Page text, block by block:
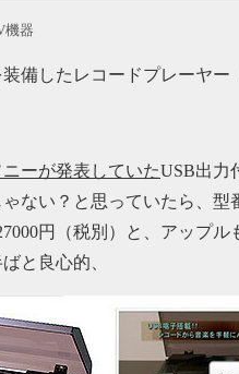
機器
備したレコードプレーヤー
ーが発表していたUSB出力
ない？と思っていたら、型
円（税別）と、アップ
と良心的、